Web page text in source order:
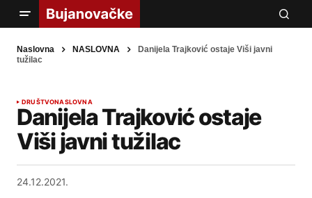
Naslovna NASLOVNA
Danijela Trajković ostaje Viši javni
tužilac
DRUŠTVONASLOVNA
Danijela Trajković ostaje
Viši javni tužilac
24.12.2021.